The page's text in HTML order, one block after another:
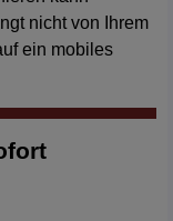
nicht von Ihrem
ein mobiles